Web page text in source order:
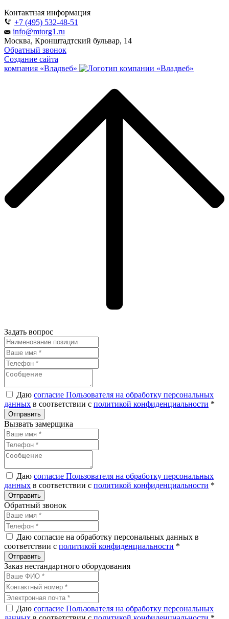
Контактная информация
+7 (495) 532-48-51
info@mtorg1.ru
Москва, Кронштадтский бульвар, 14
Обратный звонок
Создание сайта
компания «Владвеб»
Задать вопрос
Даю согласие Пользователя на обработку персональных
данных в соответствии с политикой конфиденциальности *
Вызвать замерщика
Даю согласие Пользователя на обработку персональных
данных в соответствии с политикой конфиденциальности *
Обратный звонок
Даю согласие на обработку персональных данных в
соответствии с политикой конфиденциальности *
Заказ нестандартного оборудования
Даю согласие Пользователя на обработку персональных